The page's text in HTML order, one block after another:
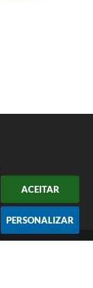
ACEITAR
PERSONALIZAR